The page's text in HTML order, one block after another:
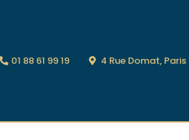
01 88 61 99 19 4 Rue Domat,